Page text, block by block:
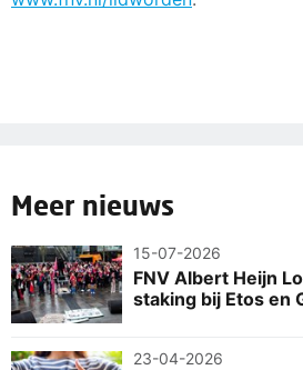
Meer nieuws
15-07-2026
FNV Albert Heijn
staking bij Etos en
23-04-2026